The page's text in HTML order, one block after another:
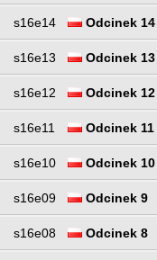
s16e14 Odcinek 14
s16e13 Odcinek 13
s16e12 Odcinek 12
s16e11 Odcinek 11
s16e10 Odcinek 10
s16e09 Odcinek 9
s16e08 Odcinek 8